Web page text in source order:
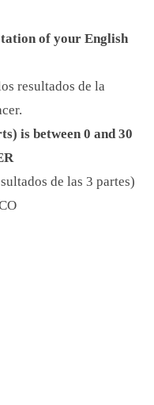
of your English
resultados de la
is between 0 and 30
de las 3 partes)